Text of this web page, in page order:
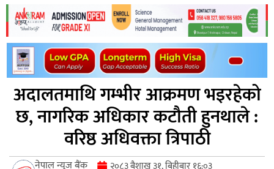
अदालतमाथि गम्भीर आक्रमण भइरहेको
छ, नागरिक अधिकार कटौती हुनथाले :
वरिष्ठ अधिवक्ता त्रिपाठी